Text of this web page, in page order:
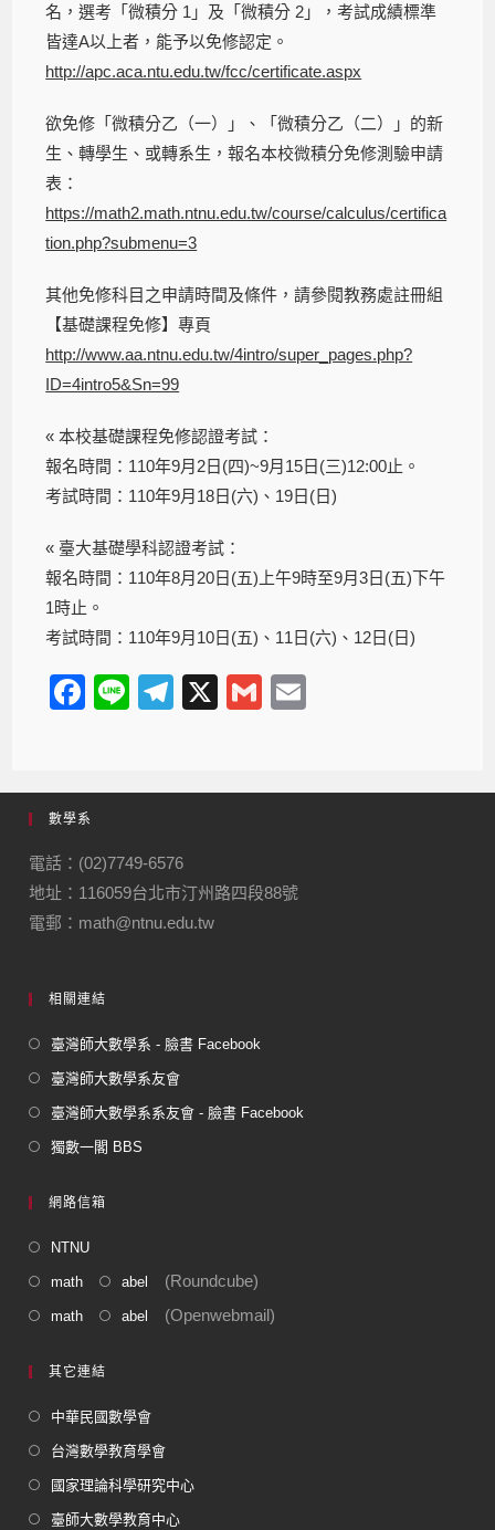
名，選考「微積分 1」及「微積分 2」，考試成績標準
皆達A以上者，能予以免修認定。
http://apc.aca.ntu.edu.tw/fcc/certificate.aspx
欲免修「微積分乙（一）」、「微積分乙（二）」的新
生、轉學生、或轉系生，報名本校微積分免修測驗申請
表：
https://math2.math.ntnu.edu.tw/course/calculus/certifica
tion.php?submenu=3
其他免修科目之申請時間及條件，請參閱教務處註冊組
【基礎課程免修】專頁
http://www.aa.ntnu.edu.tw/4intro/super_pages.php?
ID=4intro5&Sn=99
« 本校基礎課程免修認證考試：
報名時間：110年9月2日(四)~9月15日(三)12:00止。
考試時間：110年9月18日(六)、19日(日)
« 臺大基礎學科認證考試：
報名時間：110年8月20日(五)上午9時至9月3日(五)下午
1時止。
考試時間：110年9月10日(五)、11日(六)、12日(日)
F
e
b
o
o
k
Li
T
gr
m
X
G
數學系
電話：(02)7749-6576
地址：116059台北市汀州路四段88號
電郵：math@ntnu.edu.tw
相關連結
臺灣師大數學系 - 臉書 Facebook
臺灣師大數學系友會
臺灣師大數學系系友會 - 臉書 Facebook
獨數一閣 BBS
網路信箱
NTNU
math abel (Roundcube)
math abel (Openwebmail)
其它連結
中華民國數學會
台灣數學教育學會
國家理論科學研究中心
臺師大數學教育中心